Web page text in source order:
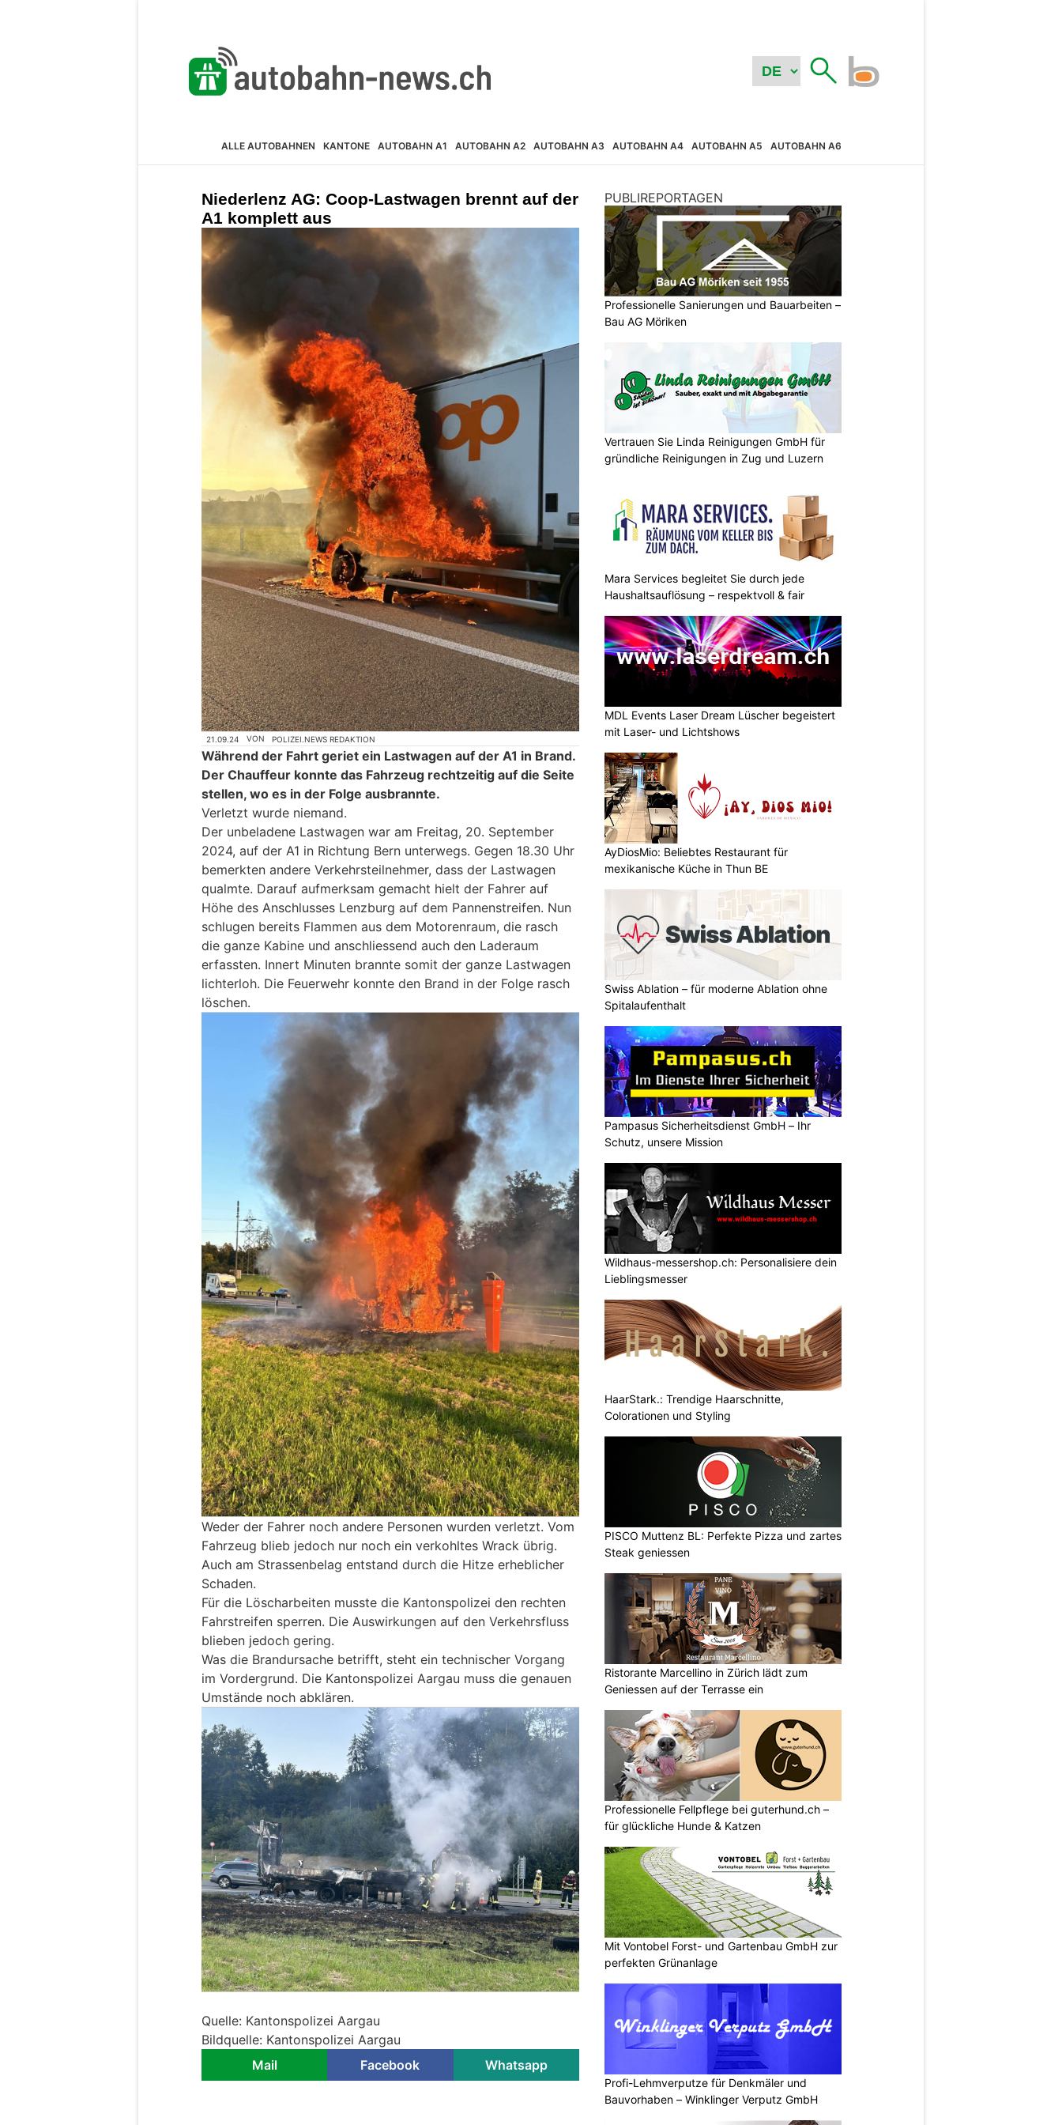
ALLE AUTOBAHNEN KANTONE AUTOBAHN A1 AUTOBAHN A2 AUTOBAHN A3 AUTOBAHN A4 AUTOBAHN A5 AUTOBAHN A6
Niederlenz AG: Coop-Lastwagen brennt auf der
A1 komplett aus
21.09.24 VON POLIZEI.NEWS REDAKTION
Während der Fahrt geriet ein Lastwagen auf der A1 in Brand.
Der Chauffeur konnte das Fahrzeug rechtzeitig auf die Seite
stellen, wo es in der Folge ausbrannte.
Verletzt wurde niemand.
Der unbeladene Lastwagen war am Freitag, 20. September
2024, auf der A1 in Richtung Bern unterwegs. Gegen 18.30 Uhr
bemerkten andere Verkehrsteilnehmer, dass der Lastwagen
qualmte. Darauf aufmerksam gemacht hielt der Fahrer auf
Höhe des Anschlusses Lenzburg auf dem Pannenstreifen. Nun
schlugen bereits Flammen aus dem Motorenraum, die rasch
die ganze Kabine und anschliessend auch den Laderaum
erfassten. Innert Minuten brannte somit der ganze Lastwagen
lichterloh. Die Feuerwehr konnte den Brand in der Folge rasch
löschen.
Weder der Fahrer noch andere Personen wurden verletzt. Vom
Fahrzeug blieb jedoch nur noch ein verkohltes Wrack übrig.
Auch am Strassenbelag entstand durch die Hitze erheblicher
Schaden.
Für die Löscharbeiten musste die Kantonspolizei den rechten
Fahrstreifen sperren. Die Auswirkungen auf den Verkehrsfluss
blieben jedoch gering.
Was die Brandursache betrifft, steht ein technischer Vorgang
im Vordergrund. Die Kantonspolizei Aargau muss die genauen
Umstände noch abklären.
Quelle: Kantonspolizei Aargau
Bildquelle: Kantonspolizei Aargau
Mail
Facebook Whatsapp
PUBLIREPORTAGEN
Professionelle Sanierungen und Bauarbeiten –
Bau AG Möriken
Vertrauen Sie Linda Reinigungen GmbH für
gründliche Reinigungen in Zug und Luzern
Mara Services begleitet Sie durch jede
Haushaltsauflösung – respektvoll & fair
MDL Events Laser Dream Lüscher begeistert
mit Laser- und Lichtshows
AyDiosMio: Beliebtes Restaurant für
mexikanische Küche in Thun BE
Swiss Ablation – für moderne Ablation ohne
Spitalaufenthalt
Pampasus Sicherheitsdienst GmbH – Ihr
Schutz, unsere Mission
Wildhaus-messershop.ch: Personalisiere dein
Lieblingsmesser
HaarStark.: Trendige Haarschnitte,
Colorationen und Styling
PISCO Muttenz BL: Perfekte Pizza und zartes
Steak geniessen
Ristorante Marcellino in Zürich lädt zum
Geniessen auf der Terrasse ein
Professionelle Fellpflege bei guterhund.ch –
für glückliche Hunde & Katzen
Mit Vontobel Forst- und Gartenbau GmbH zur
perfekten Grünanlage
Profi-Lehmverputze für Denkmäler und
Bauvorhaben – Winklinger Verputz GmbH